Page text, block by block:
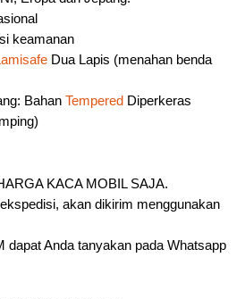
keamanan
Dua Lapis (menahan benda
Bahan Tempered Diperkeras
KACA MOBIL SAJA.
akan dikirim menggunakan
dapat Anda tanyakan pada Whatsapp